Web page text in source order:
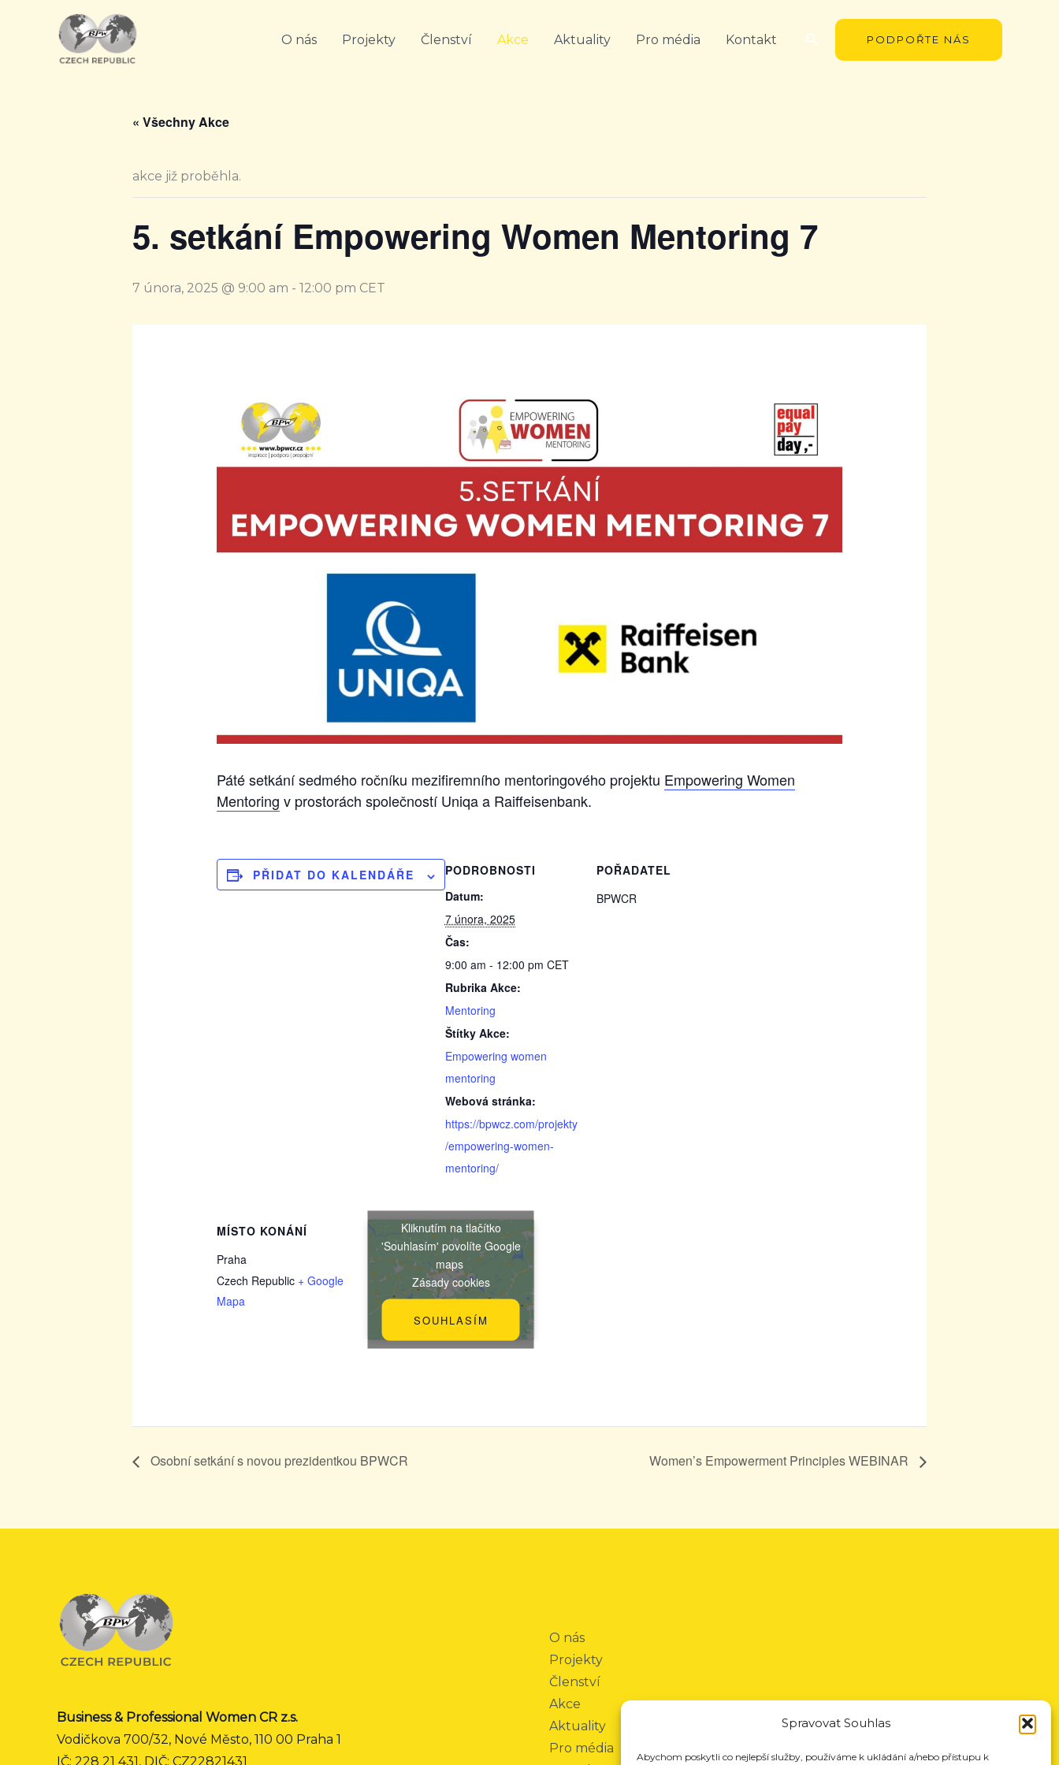
Spravovat Souhlas
Abychom poskytli co nejlepší služby, používáme k ukládání a/nebo přístupu k
O nás Projekty Členství Akce Aktuality Pro média Kontakt Hledat PODPOŘTE NÁS
« Všechny Akce
akce již proběhla.
5. setkání Empowering Women Mentoring 7
7 února, 2025 @ 9:00 am - 12:00 pm CET
Páté setkání sedmého ročníku mezifiremního mentoringového projektu Empowering Women
Mentoring v prostorách společností Uniqa a Raiffeisenbank.
PŘIDAT DO KALENDÁŘE
PODROBNOSTI
Datum:
7 února, 2025
Čas:
9:00 am - 12:00 pm CET
Rubrika Akce:
Mentoring
Štítky Akce:
Empowering women
mentoring
Webová stránka:
https://bpwcz.com/projekty
/empowering-women-
mentoring/
POŘADATEL
BPWCR
MÍSTO KONÁNÍ
Praha
Czech Republic + Google
Mapa
Kliknutím na tlačítko
'Souhlasím' povolíte Google
maps
Zásady cookies
SOUHLASÍM
Osobní setkání s novou prezidentkou BPWCR Women’s Empowerment Principles WEBINAR
Business & Professional Women CR z.s.
Vodičkova 700/32, Nové Město, 110 00 Praha 1
IČ: 228 21 431, DIČ: CZ22821431
O nás
Projekty
Členství
Akce
Aktuality
Pro média